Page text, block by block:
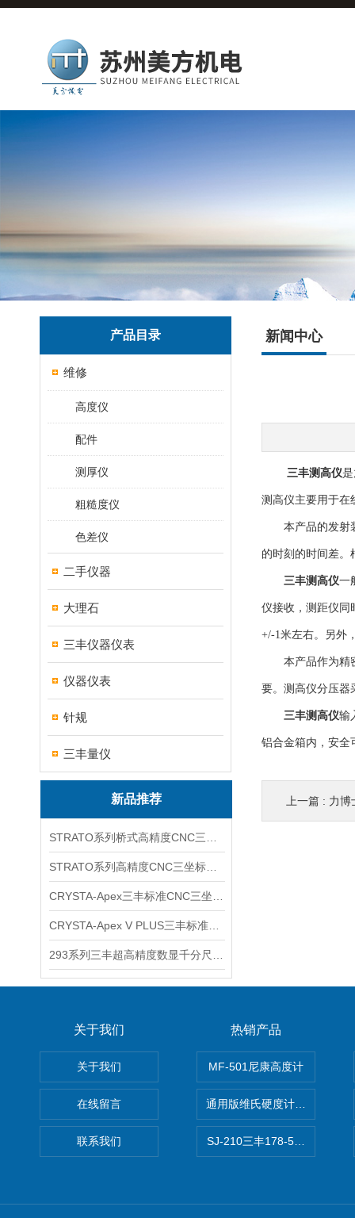
产品目录
维修
高度仪
配件
测厚仪
粗糙度仪
色差仪
二手仪器
大理石
三丰仪器仪表
仪器仪表
针规
三丰量仪
新品推荐
新闻中心
三丰测高仪
测高仪主要用于在
本产品的发射装
的时刻的时间差。
三丰测高仪一
仪接收，测距仪同
+/-1米左右。另外
本产品作为精密
要。测高仪分压器
三丰测高仪输
铝合金箱内，安全
上一篇 : 力博
关于我们
关于我们
在线留言
联系我们
热销产品
MF-501尼康高度计
通用版维氏硬度计软件 自动
SJ-210三丰178-560-11DC粗